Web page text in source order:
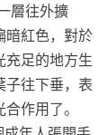
層往外擴
暗紅色，對於
充足的地方生
子往下垂，表
作用了。